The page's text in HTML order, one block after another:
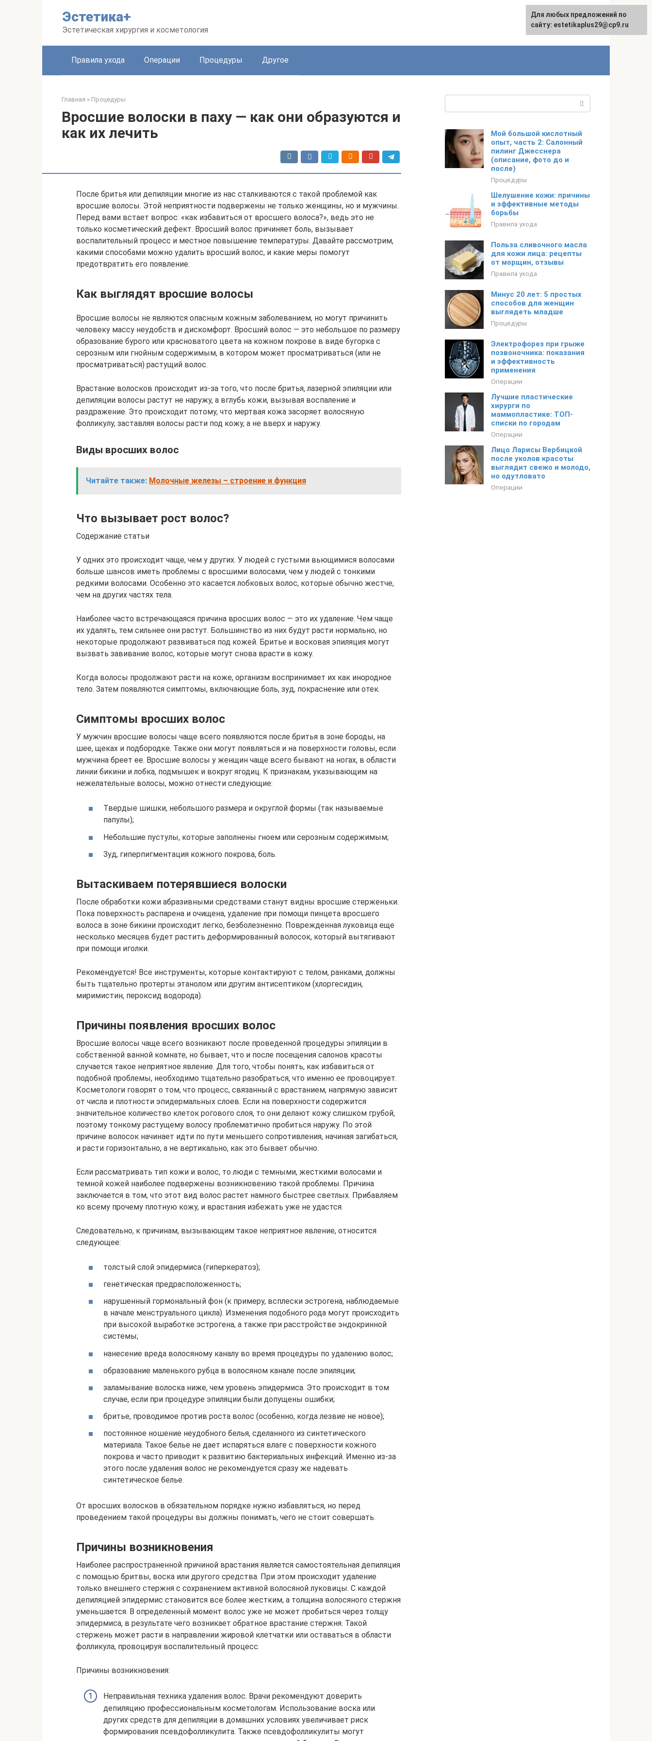
Эстетика+
Эстетическая хирургия и косметология
Правила ухода Операции Процедуры Другое
Главная » Процедуры
Вросшие волоски в паху — как они образуются и
как их лечить
После бритья или депиляции многие из нас сталкиваются с такой проблемой как
вросшие волосы. Этой неприятности подвержены не только женщины, но и мужчины.
Перед вами встает вопрос: «как избавиться от вросшего волоса?», ведь это не
только косметический дефект. Вросший волос причиняет боль, вызывает
воспалительный процесс и местное повышение температуры. Давайте рассмотрим,
какими способами можно удалить вросший волос, и какие меры помогут
предотвратить его появление.
Как выглядят вросшие волосы
Вросшие волосы не являются опасным кожным заболеванием, но могут причинить
человеку массу неудобств и дискомфорт. Вросший волос — это небольшое по размеру
образование бурого или красноватого цвета на кожном покрове в виде бугорка с
серозным или гнойным содержимым, в котором может просматриваться (или не
просматриваться) растущий волос.
Врастание волосков происходит из-за того, что после бритья, лазерной эпиляции или
депиляции волосы растут не наружу, а вглубь кожи, вызывая воспаление и
раздражение. Это происходит потому, что мертвая кожа засоряет волосяную
фолликулу, заставляя волосы расти под кожу, а не вверх и наружу.
Виды вросших волос
Читайте также: Молочные железы – строение и функция
Что вызывает рост волос?
Содержание статьи
У одних это происходит чаще, чем у других. У людей с густыми вьющимися волосами
больше шансов иметь проблемы с вросшими волосами, чем у людей с тонкими
редкими волосами. Особенно это касается лобковых волос, которые обычно жестче,
чем на других частях тела.
Наиболее часто встречающаяся причина вросших волос — это их удаление. Чем чаще
их удалять, тем сильнее они растут. Большинство из них будут расти нормально, но
некоторые продолжают развиваться под кожей. Бритье и восковая эпиляция могут
вызвать завивание волос, которые могут снова врасти в кожу.
Когда волосы продолжают расти на коже, организм воспринимает их как инородное
тело. Затем появляются симптомы, включающие боль, зуд, покраснение или отек.
Симптомы вросших волос
У мужчин вросшие волосы чаще всего появляются после бритья в зоне бороды, на
шее, щеках и подбородке. Также они могут появляться и на поверхности головы, если
мужчина бреет ее. Вросшие волосы у женщин чаще всего бывают на ногах, в области
линии бикини и лобка, подмышек и вокруг ягодиц. К признакам, указывающим на
нежелательные волосы, можно отнести следующие:
Твердые шишки, небольшого размера и округлой формы (так называемые
папулы);
Небольшие пустулы, которые заполнены гноем или серозным содержимым;
Зуд, гиперпигментация кожного покрова, боль.
Вытаскиваем потерявшиеся волоски
После обработки кожи абразивными средствами станут видны вросшие стерженьки.
Пока поверхность распарена и очищена, удаление при помощи пинцета вросшего
волоса в зоне бикини происходит легко, безболезненно. Поврежденная луковица еще
несколько месяцев будет растить деформированный волосок, который вытягивают
при помощи иголки.
Рекомендуется! Все инструменты, которые контактируют с телом, ранками, должны
быть тщательно протерты этанолом или другим антисептиком (хлоргесидин,
миримистин, пероксид водорода).
Причины появления вросших волос
Вросшие волосы чаще всего возникают после проведенной процедуры эпиляции в
собственной ванной комнате, но бывает, что и после посещения салонов красоты
случается такое неприятное явление. Для того, чтобы понять, как избавиться от
подобной проблемы, необходимо тщательно разобраться, что именно ее провоцирует.
Косметологи говорят о том, что процесс, связанный с врастанием, напрямую зависит
от числа и плотности эпидермальных слоев. Если на поверхности содержится
значительное количество клеток рогового слоя, то они делают кожу слишком грубой,
поэтому тонкому растущему волосу проблематично пробиться наружу. По этой
причине волосок начинает идти по пути меньшего сопротивления, начиная загибаться,
и расти горизонтально, а не вертикально, как это бывает обычно.
Если рассматривать тип кожи и волос, то люди с темными, жесткими волосами и
темной кожей наиболее подвержены возникновению такой проблемы. Причина
заключается в том, что этот вид волос растет намного быстрее светлых. Прибавляем
ко всему прочему плотную кожу, и врастания избежать уже не удастся.
Следовательно, к причинам, вызывающим такое неприятное явление, относится
следующее:
толстый слой эпидермиса (гиперкератоз);
генетическая предрасположенность;
нарушенный гормональный фон (к примеру, всплески эстрогена, наблюдаемые
в начале менструального цикла). Изменения подобного рода могут происходить
при высокой выработке эстрогена, а также при расстройстве эндокринной
системы;
нанесение вреда волосяному каналу во время процедуры по удалению волос;
образование маленького рубца в волосяном канале после эпиляции;
заламывание волоска ниже, чем уровень эпидермиса. Это происходит в том
случае, если при процедуре эпиляции были допущены ошибки;
бритье, проводимое против роста волос (особенно, когда лезвие не новое);
постоянное ношение неудобного белья, сделанного из синтетического
материала. Такое белье не дает испаряться влаге с поверхности кожного
покрова и часто приводит к развитию бактериальных инфекций. Именно из-за
этого после удаления волос не рекомендуется сразу же надевать
синтетическое белье.
От вросших волосков в обязательном порядке нужно избавляться, но перед
проведением такой процедуры вы должны понимать, чего не стоит совершать.
Причины возникновения
Наиболее распространенной причиной врастания является самостоятельная депиляция
с помощью бритвы, воска или другого средства. При этом происходит удаление
только внешнего стержня с сохранением активной волосяной луковицы. С каждой
депиляцией эпидермис становится все более жестким, а толщина волосяного стержня
уменьшается. В определенный момент волос уже не может пробиться через толщу
эпидермиса, в результате чего возникает обратное врастание стержня. Такой
стержень может расти в направлении жировой клетчатки или оставаться в области
фолликула, провоцируя воспалительный процесс.
Причины возникновения:
Неправильная техника удаления волос. Врачи рекомендуют доверить
депиляцию профессиональным косметологам. Использование воска или
других средств для депиляции в домашних условиях увеличивает риск
формирования псевдофолликулита. Также псевдофолликулиты могут
Мой большой кислотный
опыт, часть 2: Салонный
пилинг Джесснера
(описание, фото до и
после)
Процедуры
Шелушение кожи: причины
и эффективные методы
борьбы
Правила ухода
Польза сливочного масла
для кожи лица: рецепты
от морщин, отзывы
Правила ухода
Минус 20 лет: 5 простых
способов для женщин
выглядеть младше
Процедуры
Электрофорез при грыже
позвоночника: показания
и эффективность
применения
Операции
Лучшие пластические
хирурги по
маммопластике: ТОП-
списки по городам
Операции
Лицо Ларисы Вербицкой
после уколов красоты
выглядит свежо и молодо,
но одутловато
Операции
Для любых предложений по
сайту: estetikaplus29@cp9.ru